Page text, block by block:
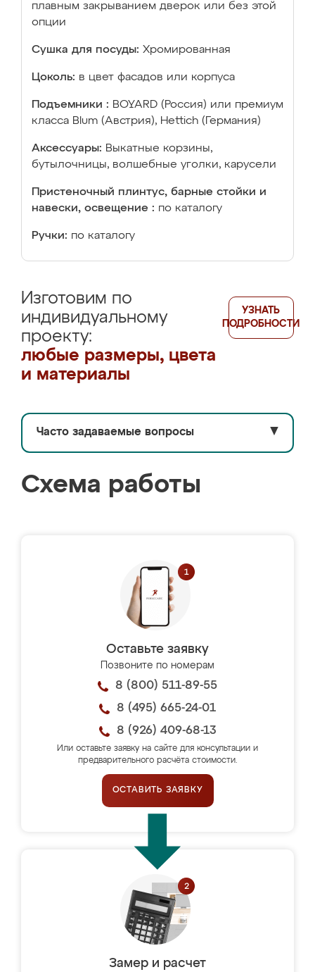
плавным закрыванием дверок или без этой
опции
Сушка для посуды: Хромированная
Цоколь: в цвет фасадов или корпуса
Подъемники : BOYARD (Россия) или премиум
класса Blum (Австрия), Hettich (Германия)
Аксессуары: Выкатные корзины,
бутылочницы, волшебные уголки, карусели
Пристеночный плинтус, барные стойки и
навески, освещение : по каталогу
Ручки: по каталогу
Изготовим по
индивидуальному
проекту:
любые размеры, цвета
и материалы
УЗНАТЬ
ПОДРОБНОСТИ
Часто задаваемые вопросы ▼
Схема работы
Оставьте заявку
Позвоните по номерам
8 (800) 511-89-55
8 (495) 665-24-01
8 (926) 409-68-13
Или оставьте заявку на сайте для консультации и
предварительного расчёта стоимости.
ОСТАВИТЬ ЗАЯВКУ
Замер и расчет